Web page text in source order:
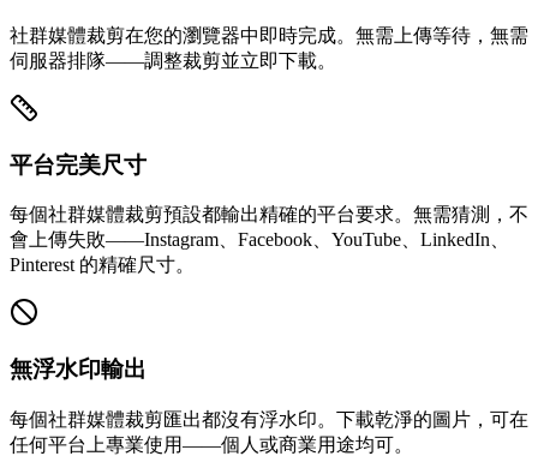
社群媒體裁剪在您的瀏覽器中即時完成。無需上傳等待，無需
伺服器排隊——調整裁剪並立即下載。
平台完美尺寸
每個社群媒體裁剪預設都輸出精確的平台要求。無需猜測，不
會上傳失敗——Instagram、Facebook、YouTube、LinkedIn、
Pinterest 的精確尺寸。
無浮水印輸出
每個社群媒體裁剪匯出都沒有浮水印。下載乾淨的圖片，可在
任何平台上專業使用——個人或商業用途均可。